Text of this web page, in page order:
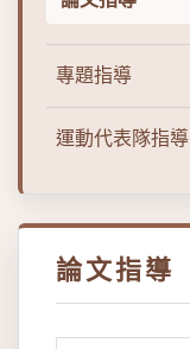
專題指導
運動代表隊指導
論文指導